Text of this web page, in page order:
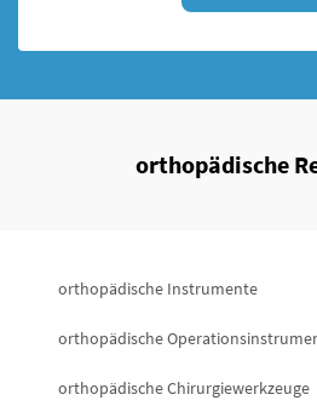
orthopädische
orthopädische Instrumente
orthopädische
orthopädische Chirurgiewerkzeuge